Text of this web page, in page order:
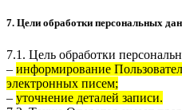
7. Цели обработки персональных
7.1. Цель обработки
– информирование
электронных писем;
– уточнение деталей записи.